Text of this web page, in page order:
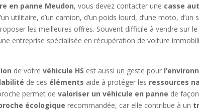
en panne Meudon, vous devez contacter une casse
utilitaire, d’un camion, d’un poids lourd, d’une moto,
les meilleures offres. Souvent difficile à vendre sur
entreprise spécialisée en récupération de voiture
de votrevéhicule HS est aussi un geste pour
de ces éléments aide à protéger les ressources
permet devaloriser un véhicule en panne de façon
écologique recommandée, car elle contribue à un